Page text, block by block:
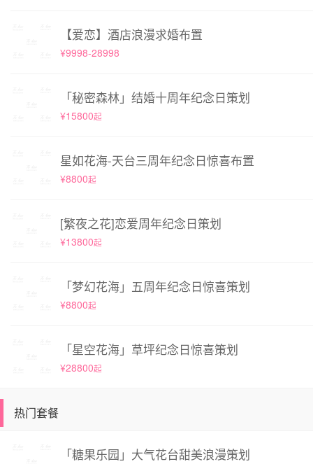
【爱恋】酒店浪漫求婚布置
¥9998-28998
「秘密森林」结婚十周年纪念日策划
¥15800起
星如花海-天台三周年纪念日惊喜布置
¥8800起
[繁夜之花]恋爱周年纪念日策划
¥13800起
「梦幻花海」五周年纪念日惊喜策划
¥8800起
「星空花海」草坪纪念日惊喜策划
¥28800起
热门套餐
「糖果乐园」大气花台甜美浪漫策划